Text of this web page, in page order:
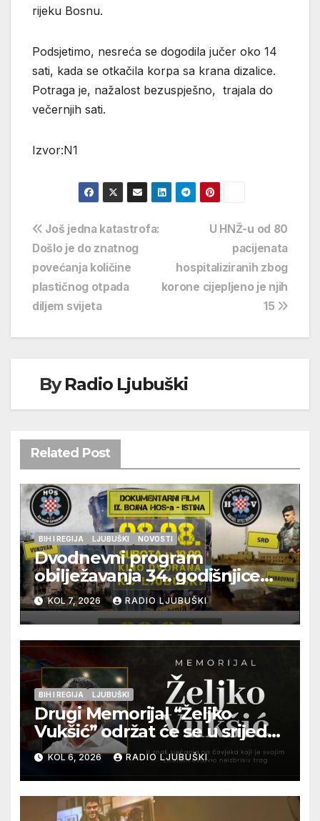
rijeku Bosnu.
Podsjetimo, nesreća se dogodila jučer oko 14
sati, kada se otkačila korpa sa krana dizalice.
Potraga je, nažalost bezuspješno, trajala do
večernjih sati.
Izvor:N1
Navigacija
objava
U HNŽ-u od 80
pacijenata
hospitaliziranih zbog
korone cijepljeno je njih
15
Još jedna katastrofa:
Došlo je do znatnog
povećanja količine
plastičnog otpada
diljem svijeta
ByRadio Ljubuški
Related Post
BIH I REGIJA LJUBUŠKI NOVOSTI
Dvodnevni program
obilježavanja 34. godišnjice
pogibije generala Blaža
Kraljevića i osmorice
pripadnika HOS-a
KOL 7, 2026 RADIO LJUBUŠKI
BIH I REGIJA LJUBUŠKI
Drugi Memorijal “Željko
Vukšić” održat će se u srijedu
12. kolovoza u Otoku
KOL 6, 2026 RADIO LJUBUŠKI